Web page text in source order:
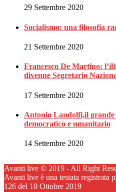
29 Settembre 2020
Socialismo: una filosofia
21 Settembre 2020
Francesco De Martino:
divenne Segretario
17 Settembre 2020
Antonio Landolfi,il grande
democratico e umanitario
14 Settembre 2020
Avanti live © 2019 - All Right
Avanti live è una testata registrata
126 del 10 Ottobre 2019